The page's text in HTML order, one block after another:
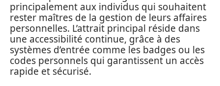
principalement aux individus qui souhaitent
rester maîtres de la gestion de leurs affaires
personnelles. L’attrait principal réside dans
une accessibilité continue, grâce à des
systèmes d’entrée comme les badges ou les
codes personnels qui garantissent un accès
rapide et sécurisé.